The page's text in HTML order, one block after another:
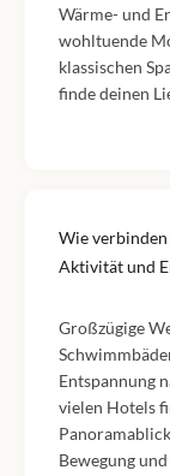
Wärme- und
wohltuende
klassischen
finde deinen
Wie
Aktivität und
Großzügige
Entspannung
vielen Hotels
Bewegung